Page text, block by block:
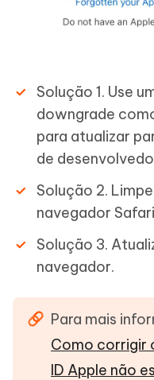
Solução 1. Use
downgrade
para atualizar
de
Solução 2.
navegador
Solução 3.
navegador.
Para mais
Como corrigir
ID Apple não